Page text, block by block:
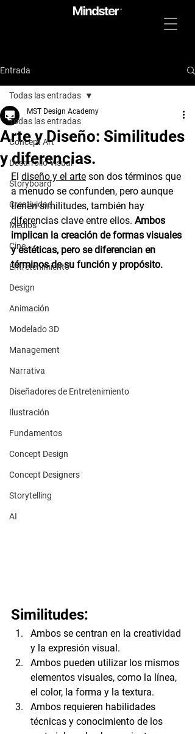
Entrada
Todas las entradas
Concept Art
Desarrollo Visual
Storyboard
Creatividad
Medios
Cine
Entretenimiento
Design
Animación
Modelado 3D
Management
Narrativa
Diseñadores de Entretenimiento
Ilustración
Fundamentos
Concept Design
Concept Designers
Storytelling
AI
Todas las entradas
Arte y Diseño: Similitudes
y diferencias.
MST Design Academy
El diseño y el arte son dos términos que
a menudo se confunden, pero aunque
tienen similitudes, también hay
diferencias clave entre ellos. Ambos
implican la creación de formas visuales
y estéticas, pero se diferencian en
términos de su función y propósito.
Similitudes:
Ambos se centran en la creatividad
y la expresión visual.
Ambos pueden utilizar los mismos
elementos visuales, como la línea,
el color, la forma y la textura.
Ambos requieren habilidades
técnicas y conocimiento de los